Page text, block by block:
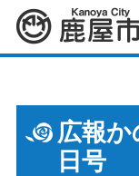
鹿屋
広報
日号